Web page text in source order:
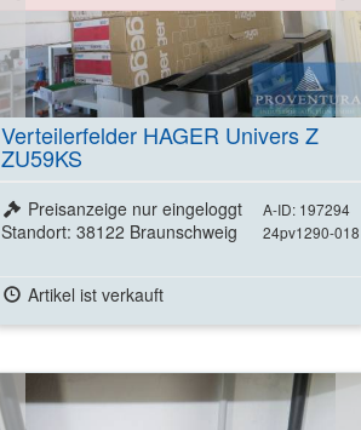
Verteilerfelder HAGER Univers Z
ZU59KS
A-ID: 197294
24pv1290-018
Preisanzeige nur eingeloggt
Standort: 38122 Braunschweig
Artikel ist verkauft